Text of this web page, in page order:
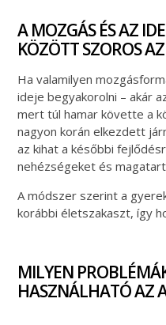
A MOZGÁS ÉS AZ
KÖZÖTT SZOROS
Ha valamilyen
ideje begyakorolni – akár
mert túl hamar követte a
nagyon korán elkezdett
az kihat a későbbi
nehézségeket és
A módszer szerint a
korábbi életszakaszt, így
MILYEN
HASZNÁLHATÓ AZ